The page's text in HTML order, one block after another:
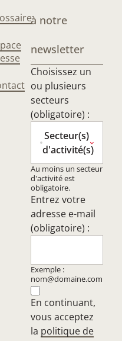
à notre
newsletter
Choisissez un
ou plusieurs
secteurs
(obligatoire) :
Secteur(s)
d'activité(s)
Au moins un secteur
d'activité est
obligatoire.
Entrez votre
adresse e-mail
(obligatoire) :
Exemple :
nom@domaine.com
En continuant,
vous acceptez
la politique de